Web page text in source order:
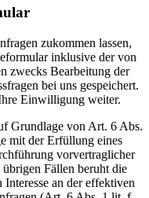
zukommen lassen,
inklusive der von
zwecks Bearbeitung der
bei uns gespeichert.
Einwilligung weiter.
Grundlage von Art. 6 Abs.
mit der Erfüllung eines
vorvertraglicher
Fällen beruht die
an der effektiven